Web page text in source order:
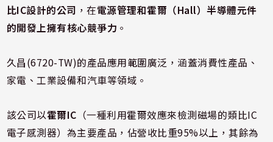
比IC設計的公司 ，在電源管理和霍爾（Hall）半導體元件
的開發上擁有核心競爭力 。
久昌(6720-TW)的產品應用範圍廣泛，涵蓋消費性產品、
家電、工業設備和汽車等領域。
該公司以霍爾IC （一種利用霍爾效應來檢測磁場的類比IC
電子感測器）為主要產品，佔營收比重95%以上，其餘為